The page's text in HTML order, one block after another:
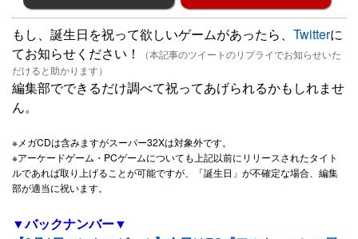
もし、誕生日を祝って欲しいゲームがあったら、 Twitterに
てお知らせください！
（本記事のツイートのリプライでお知らせいた
だけると助かります）
編集部でできるだけ調べて祝ってあげられるかもしれませ
ん。
※メガCDは含みますがスーパー32Xは対象外です。
※アーケードゲーム・PCゲームについても上記以前にリリースされたタイト
ルであれば取り上げることが可能ですが、「誕生日」が不確定な場合、編集
部が適当に祝います。
▼バックナンバー▼